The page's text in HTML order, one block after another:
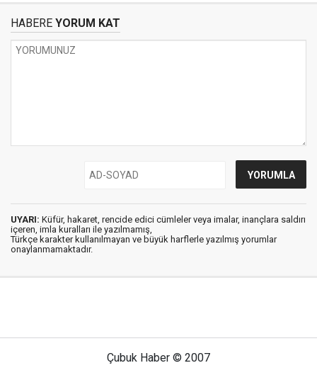
HABERE YORUM KAT
UYARI: Küfür, hakaret, rencide edici cümleler veya imalar, inançlara saldırı
içeren, imla kuralları ile yazılmamış,
Türkçe karakter kullanılmayan ve büyük harflerle yazılmış yorumlar
onaylanmamaktadır.
Çubuk Haber © 2007